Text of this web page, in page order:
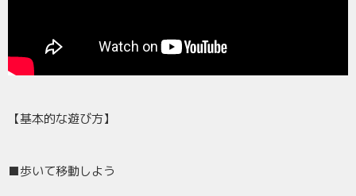
【基本的な遊び方】
■歩いて移動しよう